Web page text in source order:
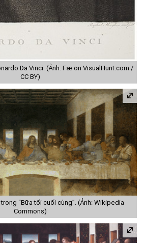
Da Vinci. (Ảnh: Fæ on VisualHunt.com /
CC BY)
“Bữa tối cuối cùng”. (Ảnh: Wikipedia
Commons)